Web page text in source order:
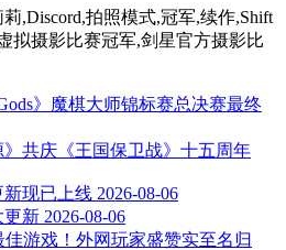
,Discord,拍照模式,冠军,续作,Shift
拟摄影比赛冠军,剑星官方摄影比
Gods》魔棋大师锦标赛总决赛最终
》共庆《王国保卫战》十五周年
新现已上线 2026-08-06
更新 2026-08-06
佳游戏！外网玩家盛赞实至名归